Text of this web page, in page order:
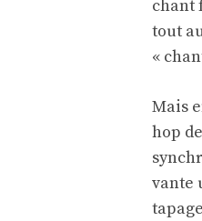
chant
tout
«
Mais
hop
vante